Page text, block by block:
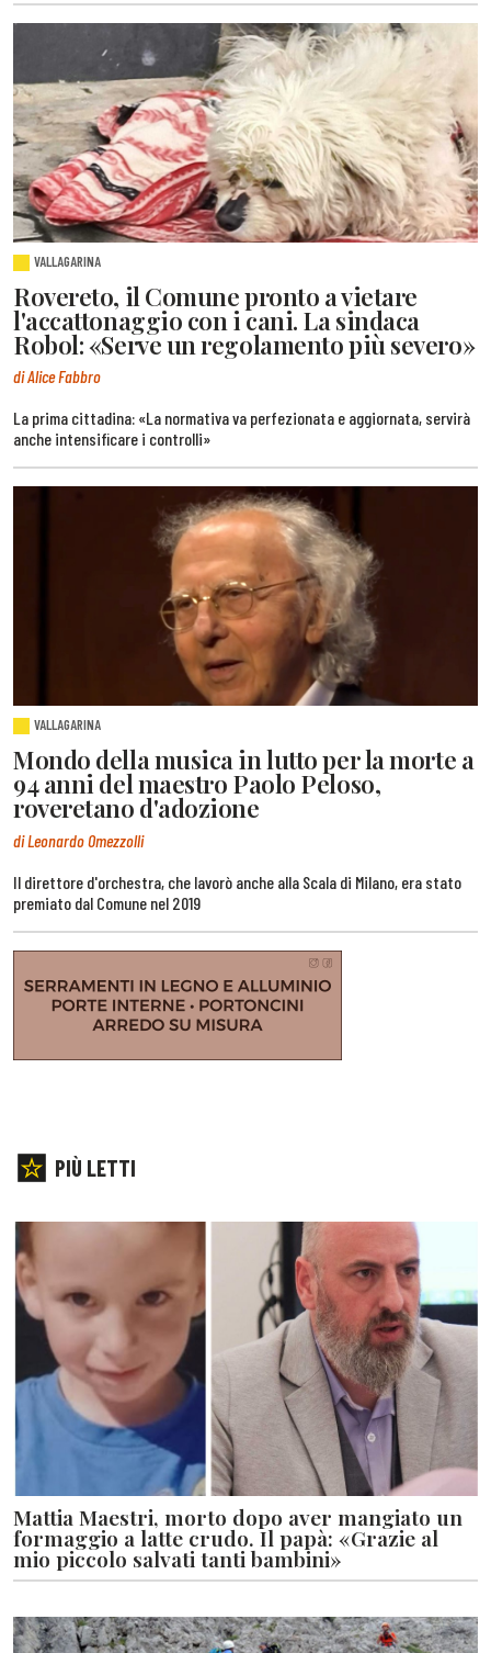
VALLAGARINA
Rovereto, il Comune pronto a vietare
l'accattonaggio con i cani. La sindaca
Robol: «Serve un regolamento più severo»
di Alice Fabbro
La prima cittadina: «La normativa va perfezionata e aggiornata, servirà
anche intensificare i controlli»
VALLAGARINA
Mondo della musica in lutto per la morte a
94 anni del maestro Paolo Peloso,
roveretano d'adozione
di Leonardo Omezzolli
Il direttore d'orchestra, che lavorò anche alla Scala di Milano, era stato
premiato dal Comune nel 2019
PIÙ LETTI
Mattia Maestri, morto dopo aver mangiato un
formaggio a latte crudo. Il papà: «Grazie al
mio piccolo salvati tanti bambini»